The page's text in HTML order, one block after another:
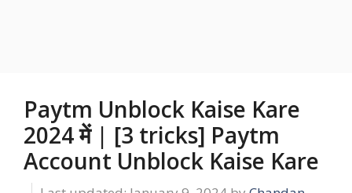
Paytm Unblock Kaise Kare
2024 में | [3 tricks] Paytm
Account Unblock Kaise Kare